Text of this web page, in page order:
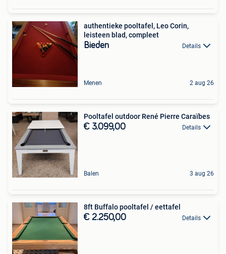
authentieke pooltafel, Leo Corin,
leisteen blad, compleet
Bieden Details
Menen 2 aug 26
Pooltafel outdoor René Pierre Caraïbes
€ 3.099,00 Details
Balen 3 aug 26
8ft Buffalo pooltafel / eettafel
€ 2.250,00 Details